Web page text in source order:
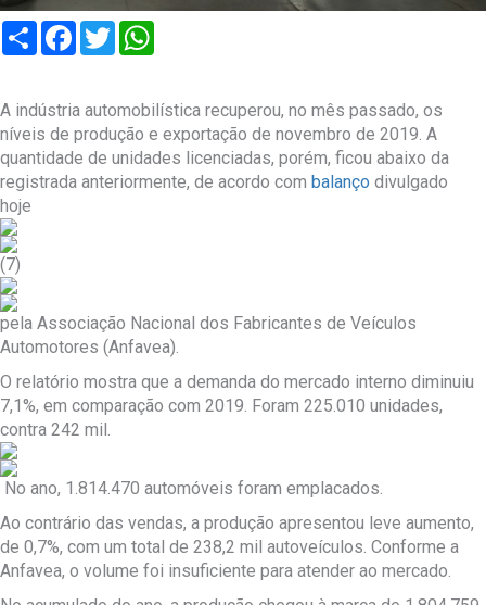
Compartilhar
Facebook
Twitter
A indústria automobilística recuperou, no mês passado, os
níveis de produção e exportação de novembro de 2019. A
quantidade de unidades licenciadas, porém, ficou abaixo da
registrada anteriormente, de acordo com balanço divulgado
hoje
(7)
pela Associação Nacional dos Fabricantes de Veículos
Automotores (Anfavea).
O relatório mostra que a demanda do mercado interno diminuiu
7,1%, em comparação com 2019. Foram 225.010 unidades,
contra 242 mil.
No ano, 1.814.470 automóveis foram emplacados.
Ao contrário das vendas, a produção apresentou leve aumento,
de 0,7%, com um total de 238,2 mil autoveículos. Conforme a
Anfavea, o volume foi insuficiente para atender ao mercado.